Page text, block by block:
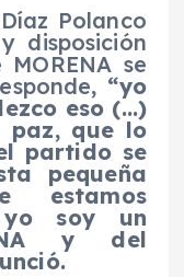
Polanco
disposición
se
, “yo
eso (…)
paz, que lo
partido se
pequeña
soy un
y del